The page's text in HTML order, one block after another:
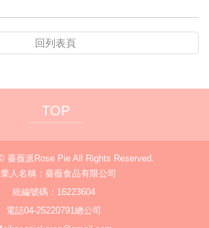
回列表頁
TOP
薔薇派Rose PieAll Rights Reserved.
人名稱：薔薇食品有限公司
統編號碼：16223604
電話04-25220791總公司